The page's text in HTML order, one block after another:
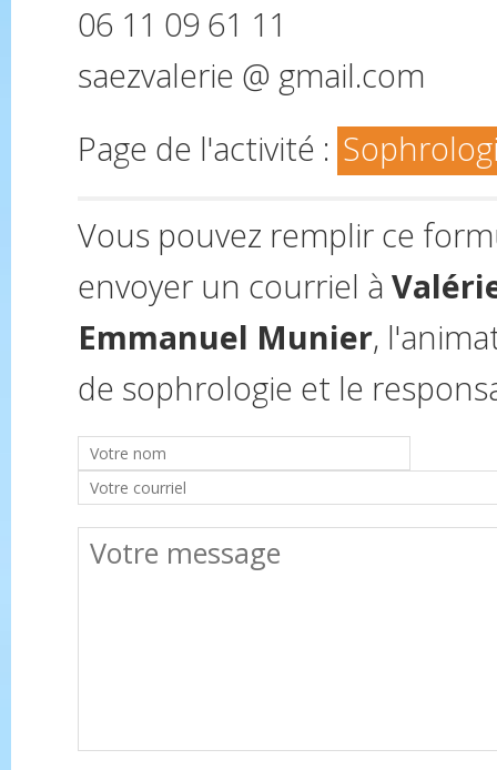
06 11 09 61 11
saezvalerie @ gmail.com
Page de l'activité :
Vous pouvez remplir ce
envoyer un courriel à
Emmanuel Munier,
de sophrologie et le